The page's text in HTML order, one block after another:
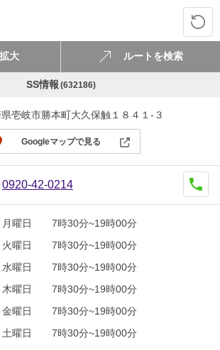
SS情報 (632186)
壱岐市勝本町大久保触１８４１-３
Googleマップで見る
0920-42-0214
月曜日
7時30分~19時00分
火曜日
7時30分~19時00分
水曜日
7時30分~19時00分
木曜日
7時30分~19時00分
金曜日
7時30分~19時00分
土曜日
7時30分~19時00分
大 ルートを検索